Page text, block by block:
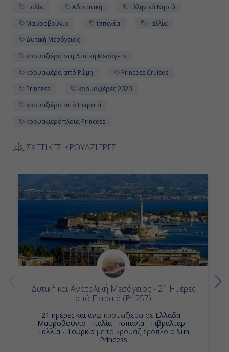
Ημέρα 11η
Ημέρα 13η
Γένοβα, Ιταλία
21:00
Λιβόρνο (Φλωρεντία & Πίζα), Ιταλία
Ιταλία
Αδριατική
Ελληνικά Νησιά
Μαυροβούνιο
Ισπανία
Γαλλία
Δυτική Μεσόγειος
κρουαζιέρα στη Δυτική Μεσόγειο
κρουαζιέρα από Ρώμη
Princess Cruises
Princess
κρουαζιέρες 2020
κρουαζιέρα από Πειραιά
κρουαζιερόπλοια Princess
ΣΧΕΤΙΚΕΣ ΚΡΟΥΑΖΙΕΡΕΣ
Δυτική και Ανατολική Μεσόγειος - 21 Ημέρες
από Πειραιά (Pri257)
21 ημέρες και άνω κρουαζιέρα σε Ελλάδα -
Μαυροβούνιο - Ιταλία - Ισπανία - Γιβραλτάρ -
Γαλλία - Τουρκίαμε το κρουαζιερόπλοιο Sun
Princess